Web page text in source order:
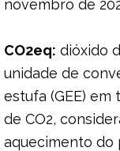
novembro de
CO2eq: dióxido
unidade de
estufa (GEE)
de CO2,
aquecimento do